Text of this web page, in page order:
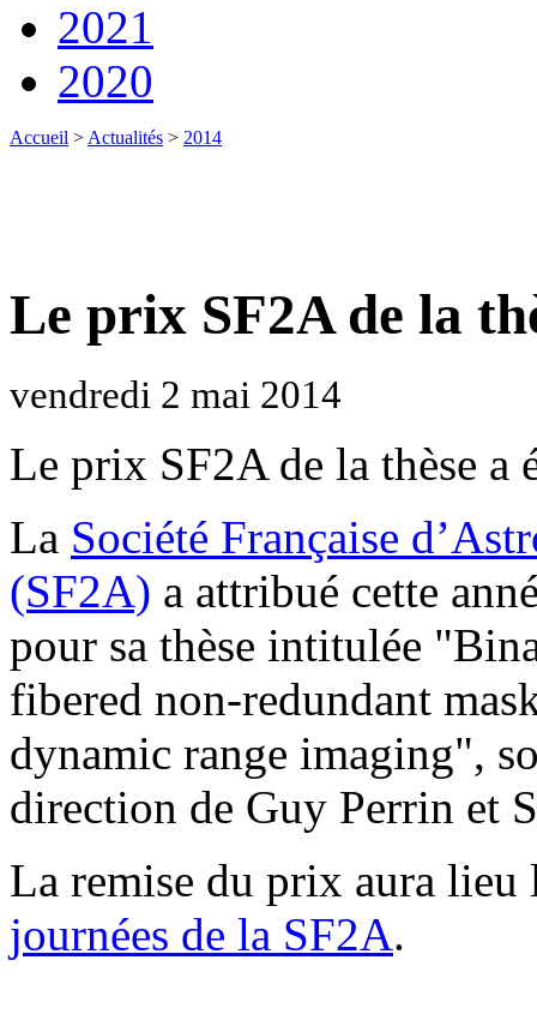
2021
2020
Accueil > Actualités > 2014
Le prix SF2A de la
vendredi 2 mai 2014
Le prix SF2A de la thèse a
La Société Française
(SF2A) a attribué cette
pour sa thèse intitulée
fibered non-redundant
dynamic range imaging",
direction de Guy Perrin et
La remise du prix aura
journées de la SF2A.